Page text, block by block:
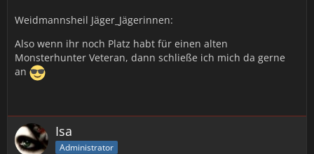
Weidmannsheil Jäger_Jägerinnen:
Also wenn ihr noch Platz habt für einen alten
Monsterhunter Veteran, dann schließe ich mich da gerne
an
Isa
Administrator